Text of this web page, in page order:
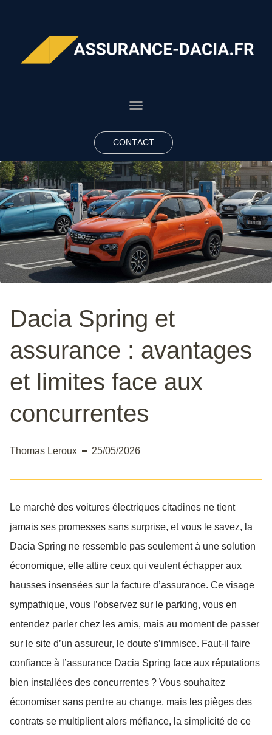
CONTACT
Dacia Spring et
assurance : avantages
et limites face aux
concurrentes
Thomas Leroux 25/05/2026
Le marché des voitures électriques citadines ne tient
jamais ses promesses sans surprise, et vous le savez, la
Dacia Spring ne ressemble pas seulement à une solution
économique, elle attire ceux qui veulent échapper aux
hausses insensées sur la facture d’assurance. Ce visage
sympathique, vous l’observez sur le parking, vous en
entendez parler chez les amis, mais au moment de passer
sur le site d’un assureur, le doute s’immisce. Faut-il faire
confiance à l’assurance Dacia Spring face aux réputations
bien installées des concurrentes ? Vous souhaitez
économiser sans perdre au change, mais les pièges des
contrats se multiplient alors méfiance, la simplicité de ce